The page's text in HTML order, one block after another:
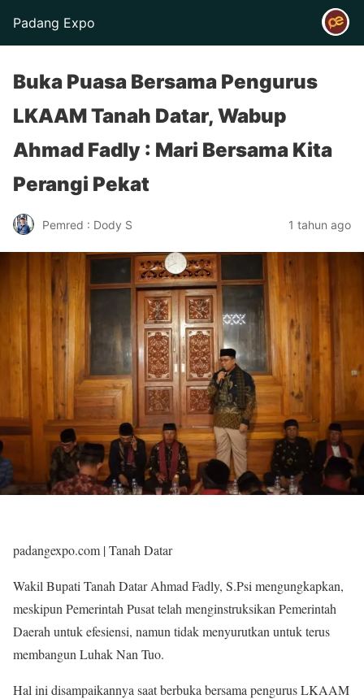
Padang Expo
Buka Puasa Bersama Pengurus
LKAAM Tanah Datar, Wabup
Ahmad Fadly : Mari Bersama Kita
Perangi Pekat
Pemred : Dody S 1 tahun ago
padangexpo.com | Tanah Datar
Wakil Bupati Tanah Datar Ahmad Fadly, S.Psi mengungkapkan,
meskipun Pemerintah Pusat telah menginstruksikan Pemerintah
Daerah untuk efesiensi, namun tidak menyurutkan untuk terus
membangun Luhak Nan Tuo.
Hal ini disampaikannya saat berbuka bersama pengurus LKAAM